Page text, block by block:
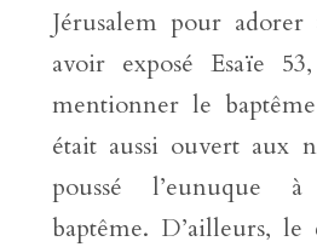
Jérusalem pour
avoir exposé Esaïe
mentionner le
était aussi ouvert aux
poussé l’eunuque
baptême. D’ailleurs, le